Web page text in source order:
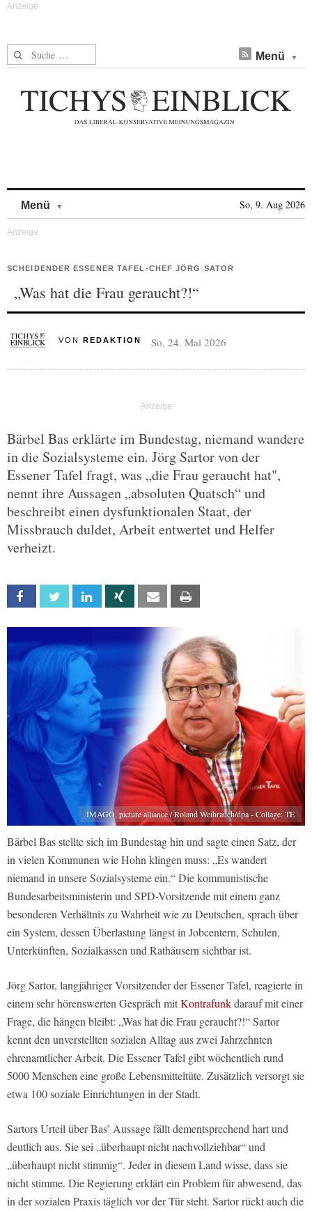
Suche nach: Menü
Menü So, 9. Aug 2026
SCHEIDENDER ESSENER TAFEL-CHEF JÖRG SATOR
„Was hat die Frau geraucht?!“
VON REDAKTION So, 24. Mai 2026
Bärbel Bas erklärte im Bundestag, niemand wandere
in die Sozialsysteme ein. Jörg Sartor von der
Essener Tafel fragt, was „die Frau geraucht hat",
nennt ihre Aussagen „absoluten Quatsch“ und
beschreibt einen dysfunktionalen Staat, der
Missbrauch duldet, Arbeit entwertet und Helfer
verheizt.
Facebook Twitter Linkedin Xing Email
IMAGO, picture alliance / Roland Weihrauch/dpa - Collage: TE
Bärbel Bas stellte sich im Bundestag hin und sagte einen Satz, der
in vielen Kommunen wie Hohn klingen muss: „Es wandert
niemand in unsere Sozialsysteme ein.“ Die kommunistische
Bundesarbeitsministerin und SPD-Vorsitzende mit einem ganz
besonderen Verhältnis zu Wahrheit wie zu Deutschen, sprach über
ein System, dessen Überlastung längst in Jobcentern, Schulen,
Unterkünften, Sozialkassen und Rathäusern sichtbar ist.
Jörg Sartor, langjähriger Vorsitzender der Essener Tafel, reagierte in
einem sehr hörenswerten Gespräch mitKontrafunkdarauf mit einer
Frage, die hängen bleibt: „Was hat die Frau geraucht?!“ Sartor
kennt den unverstellten sozialen Alltag aus zwei Jahrzehnten
ehrenamtlicher Arbeit. Die Essener Tafel gibt wöchentlich rund
5000 Menschen eine große Lebensmitteltüte. Zusätzlich versorgt sie
etwa 100 soziale Einrichtungen in der Stadt.
Sartors Urteil über Bas’ Aussage fällt dementsprechend hart und
deutlich aus. Sie sei „überhaupt nicht nachvollziehbar“ und
„überhaupt nicht stimmig“. Jeder in diesem Land wisse, dass sie
nicht stimme. Die Regierung erklärt ein Problem für abwesend, das
in der sozialen Praxis täglich vor der Tür steht. Sartor rückt auch die